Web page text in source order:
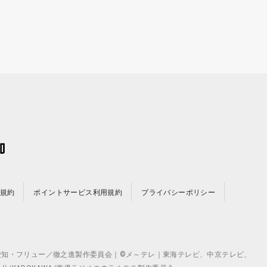
約 ポイントサービス利用規約 プライバシーポリシー
フリュー／徹之進製作委員会｜©メ～テレ｜東海テレビ、中京テレビ、